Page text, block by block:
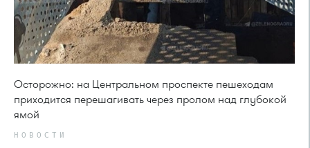
Осторожно: на Центральном проспекте пешеходам
приходится перешагивать через пролом над глубокой
ямой
НОВОСТИ